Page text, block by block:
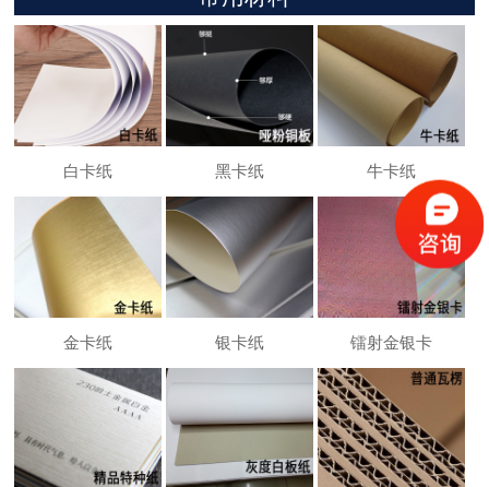
白卡纸 黑卡纸 牛卡纸
金卡纸 银卡纸 镭射金银卡